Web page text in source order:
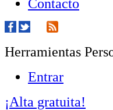
Contacto
Herramientas
Entrar
¡Alta gratuita!